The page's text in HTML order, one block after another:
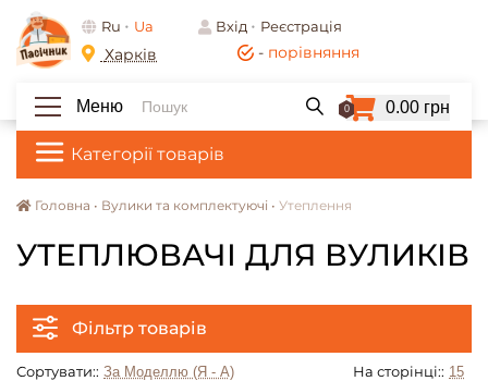
- порівняння
Ru Ua Вхід Реєстрація
Харків
Категорії товарів
Меню 0 0.00 грн
Головна • Вулики та комплектуючі • Утеплення
УТЕПЛЮВАЧІ ДЛЯ ВУЛИКІВ
Фільтр товарів
Сортувати:: На сторінці::